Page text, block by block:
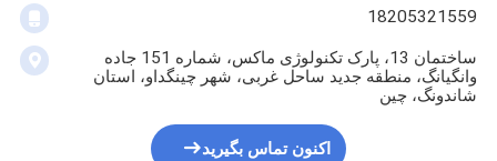
18205321559
ساختمان 13، پارک تکنولوژی ماکس، شماره 151 جاده
وانگیانگ، منطقه جدید ساحل غربی، شهر چینگداو، استان
شاندونگ، چین
اکنون تماس بگیرید